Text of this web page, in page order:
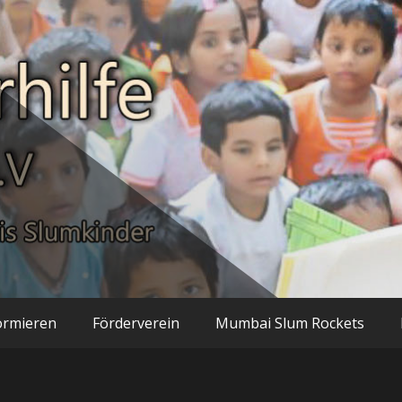
Mumbai
Förderverein Mumbai Slum Rockets